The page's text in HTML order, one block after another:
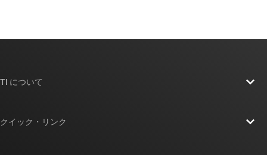
TI について
クイック・リンク